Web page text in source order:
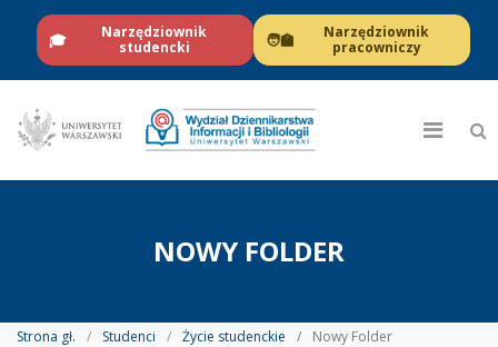
🎓
Narzędziownik
studencki
🧑‍🏫
Narzędziownik
pracowniczy
NOWY FOLDER
Strona gł. Studenci Życie studenckie Nowy Folder